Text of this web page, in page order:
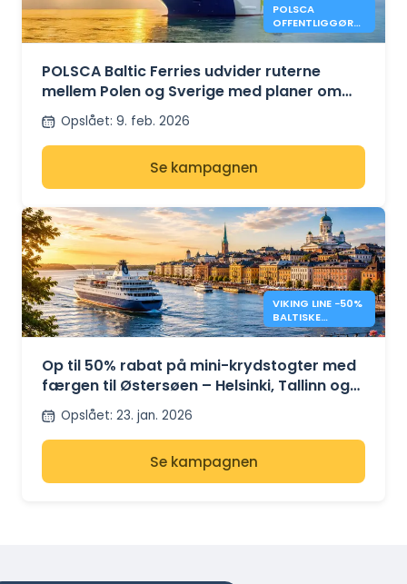
POLSCA
OFFENTLIGGØR
RUTEPLANER FOR
KARLSHAMN
POLSCA Baltic Ferries udvider ruterne
mellem Polen og Sverige med planer om
Gdansk – Karlshamn
Opslået: 9. feb. 2026
Se kampagnen
VIKING LINE −50%
BALTISKE
KRYDSTOGTER
Op til 50% rabat på mini-krydstogter med
færgen til Østersøen – Helsinki, Tallinn og
Stockholm
Opslået: 23. jan. 2026
Se kampagnen